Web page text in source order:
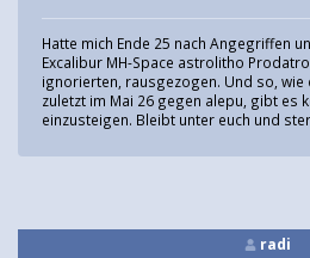
Hatte mich Ende 25 nach Angegriffen
Excalibur MH-Space astrolitho
ignorierten, rausgezogen. Und so, wie
zuletzt im Mai 26 gegen alepu, gibt es
einzusteigen. Bleibt unter euch und
radi